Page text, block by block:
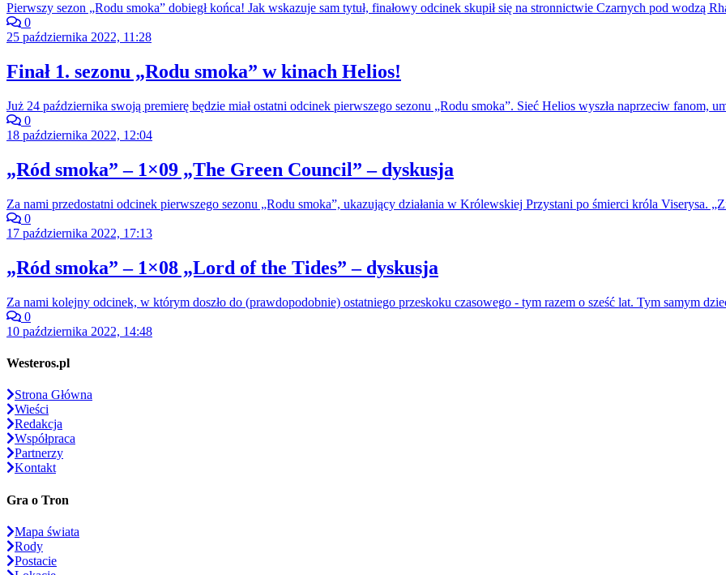
Pierwszy sezon „Rodu smoka” dobiegł końca! Jak wskazuje sam tytuł, finałowy odcinek skupił się na stronnictwie Czarnych pod wodzą
0
25 października 2022, 11:28
Finał 1. sezonu „Rodu smoka” w kinach Helios!
Już 24 października swoją premierę będzie miał ostatni odcinek pierwszego sezonu „Rodu smoka”. Sieć Helios wyszła naprzeciw
0
18 października 2022, 12:04
„Ród smoka” – 1×09 „The Green Council” – dyskusja
Za nami przedostatni odcinek pierwszego sezonu „Rodu smoka”, ukazujący działania w Królewskiej Przystani po śmierci króla
0
17 października 2022, 17:13
„Ród smoka” – 1×08 „Lord of the Tides” – dyskusja
Za nami kolejny odcinek, w którym doszło do (prawdopodobnie) ostatniego przeskoku czasowego - tym razem o sześć lat. Tym samym
0
10 października 2022, 14:48
Westeros.pl
Strona Główna
Wieści
Redakcja
Współpraca
Partnerzy
Kontakt
Gra o Tron
Mapa świata
Rody
Postacie